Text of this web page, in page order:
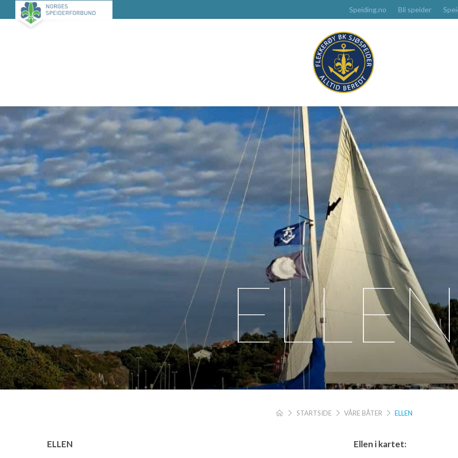
Speiding.no Bli speider
STARTSIDE VÅRE BÅTER ELLEN
ELLEN Ellen i kartet: